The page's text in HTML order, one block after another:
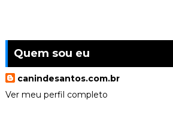
Quem sou eu
canindesantos.com.br
Ver meu perfil completo